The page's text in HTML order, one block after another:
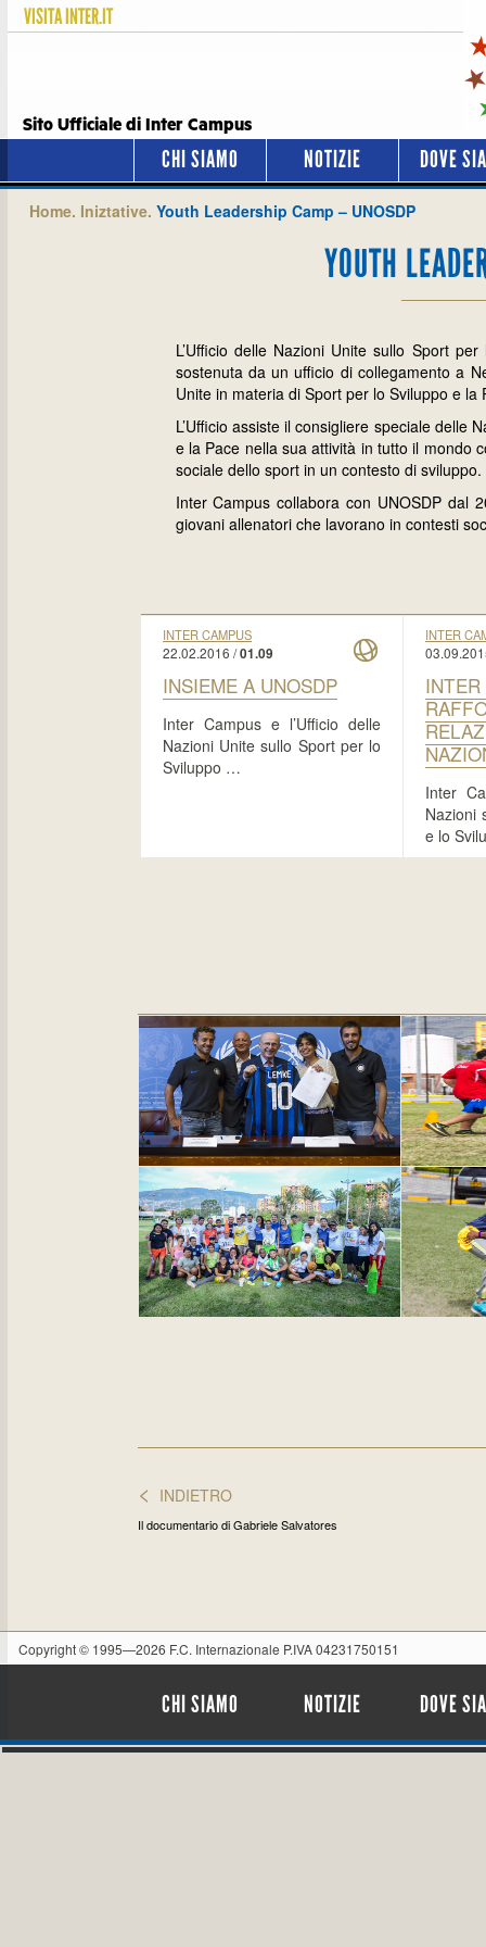
VISITAINTER.IT
Sito Ufficiale di Inter Campus
CHI SIAMO NOTIZIE DOVE
Home. Iniztative. Youth Leadership Camp – UNOSDP
YOUTH
L’Ufficio delle Nazioni Unite sullo Sport
sostenuta da un ufficio di collegamento a
Unite in materia di Sport per lo Sviluppo e
L’Ufficio assiste il consigliere speciale delle
e la Pace nella sua attività in tutto il mondo
sociale dello sport in un contesto di sviluppo.
Inter Campus collabora con UNOSDP dal
giovani allenatori che lavorano in contesti
INTER CAMPUS
22.02.2016 /01.09
INSIEME A UNOSDP
Inter Campus e l’Ufficio delle
Nazioni Unite sullo Sport per lo
Sviluppo …
INTER
INTER
Inter
Nazioni
e lo
< INDIETRO
Il documentario di Gabriele Salvatores
Copyright © 1995—2026 F.C. Internazionale P.IVA 04231750151
CHI SIAMO NOTIZIE DOVE